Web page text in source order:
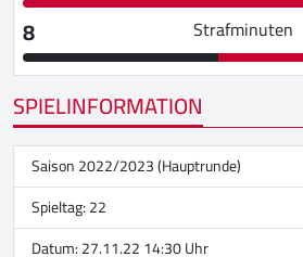
8
Strafminuten
SPIELINFORMATION
Saison 2022/2023 (Hauptrunde)
Spieltag: 22
Datum: 27.11.22 14:30 Uhr